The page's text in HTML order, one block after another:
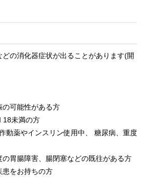
どの消化器症状が出ることがあります(開
の可能性がある方
18未満の方
動薬やインスリン使用中、 糖尿病、重度
の胃腸障害、腸閉塞などの既往がある方
患をお持ちの方